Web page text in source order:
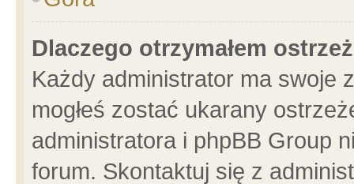
Dlaczego otrzymałem
Każdy administrator ma swoje
mogłeś zostać ukarany
administratora i phpBB Group
forum. Skontaktuj się z